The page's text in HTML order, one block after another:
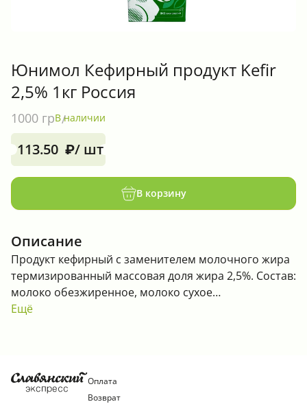
Юнимол Кефирный продукт Kefir
2,5% 1кг Россия
1000 грВ наличии
113.50 ₽/ шт
В корзину
Описание
Продукт кефирный с заменителем молочного жира
термизированный массовая доля жира 2,5%. Состав:
молоко обезжиренное, молоко сухое
обезжиренное, сыворотка молочная сухая,
жиры - 2,5г, углеводы - 4,1г, Энергетическая
ценность 100гр продукта - 200кДж/50ккал
Ещё
Оплата
Возврат